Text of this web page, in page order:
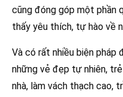
cũng đóng góp một phần
thấy yêu thích, tự hào về
Và có rất nhiều biện pháp
những vẻ đẹp tự nhiên,
nhà, làm vách thạch cao,